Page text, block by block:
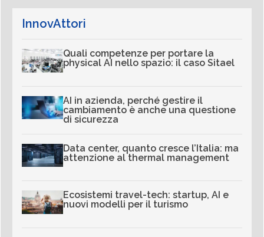
InnovAttori
Quali competenze per portare la
physical AI nello spazio: il caso Sitael
AI in azienda, perché gestire il
cambiamento è anche una questione
di sicurezza
Data center, quanto cresce l’Italia: ma
attenzione al thermal management
Ecosistemi travel-tech: startup, AI e
nuovi modelli per il turismo